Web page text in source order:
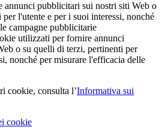
annunci pubblicitari sui nostri siti Web o
l'utente e per i suoi interessi, nonché
campagne pubblicitarie
utilizzati per fornire annunci
o su quelli di terzi, pertinenti per
nonché per misurare l'efficacia delle
cookie, consulta l’Informativa sui
cookie